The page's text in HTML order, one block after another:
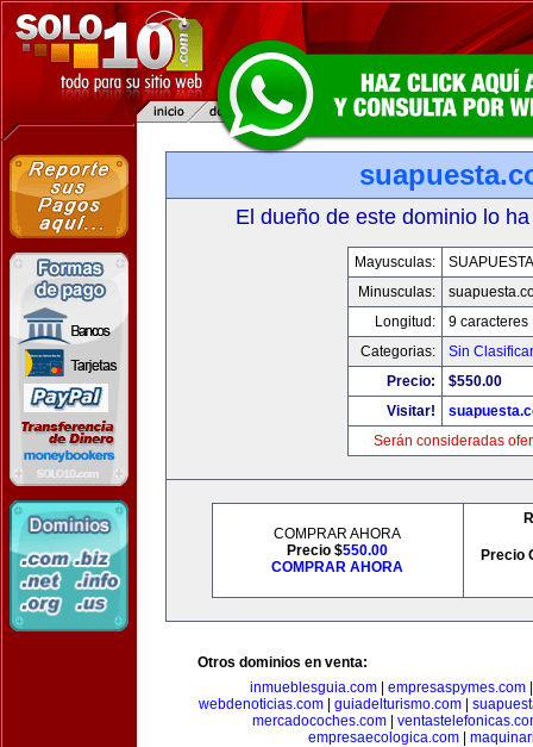
El dueño de este dominio lo
Mayusculas:
Minusculas:
Longitud:
9 caracteres
Categorias:
Sin Clasificar
Precio:
$550.00
Visitar!
Serán consideradas
COMPRAR AHORA
Precio $550.00
COMPRAR AHORA
Precio
Otros dominios en venta:
inmueblesguia.com| empresaspymes.com
webdenoticias.com
guiadelturismo.com
mercadocoches.com|
empresaecologica.com